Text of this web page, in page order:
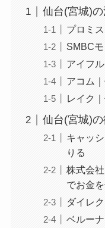
仙台(宮城)
プロミ
SMBC
アイフ
アコム
レイク
仙台(宮城)の
キャッ
りる
株式会
でお金
ダイレ
ベルー